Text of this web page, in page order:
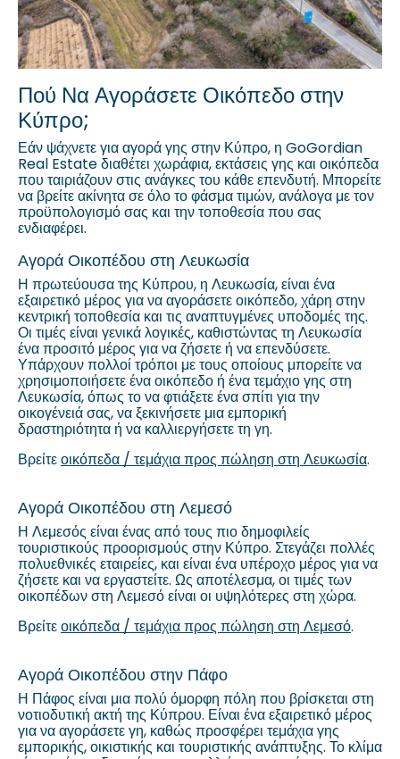
Πού Να Αγοράσετε Οικόπεδο στην
Κύπρο;
Εάν ψάχνετε για αγορά γης στην Κύπρο, η GoGordian
Real Estate διαθέτει χωράφια, εκτάσεις γης και οικόπεδα
που ταιριάζουν στις ανάγκες του κάθε επενδυτή. Μπορείτε
να βρείτε ακίνητα σε όλο το φάσμα τιμών, ανάλογα με τον
προϋπολογισμό σας και την τοποθεσία που σας
ενδιαφέρει.
Αγορά Οικοπέδου στη Λευκωσία
Η πρωτεύουσα της Κύπρου, η Λευκωσία, είναι ένα
εξαιρετικό μέρος για να αγοράσετε οικόπεδο, χάρη στην
κεντρική τοποθεσία και τις αναπτυγμένες υποδομές της.
Οι τιμές είναι γενικά λογικές, καθιστώντας τη Λευκωσία
ένα προσιτό μέρος για να ζήσετε ή να επενδύσετε.
Υπάρχουν πολλοί τρόποι με τους οποίους μπορείτε να
χρησιμοποιήσετε ένα οικόπεδο ή ένα τεμάχιο γης στη
Λευκωσία, όπως το να φτιάξετε ένα σπίτι για την
οικογένειά σας, να ξεκινήσετε μια εμπορική
δραστηριότητα ή να καλλιεργήσετε τη γη.
Βρείτεοικόπεδα / τεμάχια προς πώληση στη Λευκωσία.
Αγορά Οικοπέδου στη Λεμεσό
Η Λεμεσός είναι ένας από τους πιο δημοφιλείς
τουριστικούς προορισμούς στην Κύπρο. Στεγάζει πολλές
πολυεθνικές εταιρείες, και είναι ένα υπέροχο μέρος για να
ζήσετε και να εργαστείτε. Ως αποτέλεσμα, οι τιμές των
οικοπέδων στη Λεμεσό είναι οι υψηλότερες στη χώρα.
Βρείτεοικόπεδα / τεμάχια προς πώληση στη Λεμεσό.
Αγορά Οικοπέδου στην Πάφο
Η Πάφος είναι μια πολύ όμορφη πόλη που βρίσκεται στη
νοτιοδυτική ακτή της Κύπρου. Είναι ένα εξαιρετικό μέρος
για να αγοράσετε γη, καθώς προσφέρει τεμάχια γης
εμπορικής, οικιστικής και τουριστικής ανάπτυξης. Το κλίμα